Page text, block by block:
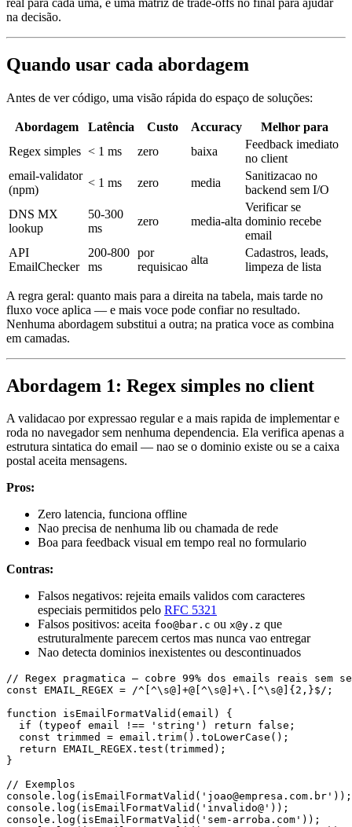
na decisão.
Quando usar cada abordagem
Antes de ver código, uma visão rápida do espaço de soluções:
Abordagem Latência Custo Accuracy
Melhor para
Regex simples < 1 ms zero baixa
Feedback imediato
no client
email-validator
(npm)
< 1 ms zero media
Sanitizacao no
backend sem I/O
DNS MX
lookup
50-300
ms
zero media-alta
Verificar se
dominio recebe
email
API
EmailChecker
200-800
ms
por
requisicao
alta
Cadastros, leads,
limpeza de lista
A regra geral: quanto mais para a direita na tabela, mais tarde no
fluxo voce aplica — e mais voce pode confiar no resultado.
Nenhuma abordagem substitui a outra; na pratica voce as combina
em camadas.
Abordagem 1: Regex simples no client
A validacao por expressao regular e a mais rapida de implementar e
roda no navegador sem nenhuma dependencia. Ela verifica apenas a
estrutura sintatica do email — nao se o dominio existe ou se a caixa
postal aceita mensagens.
Pros:
Zero latencia, funciona offline
Nao precisa de nenhuma lib ou chamada de rede
Boa para feedback visual em tempo real no formulario
Contras:
Falsos negativos: rejeita emails validos com caracteres
especiais permitidos pelo RFC 5321
Falsos positivos: aceita foo@bar.c ou x@y.z que
estruturalmente parecem certos mas nunca vao entregar
Nao detecta dominios inexistentes ou descontinuados
// Regex pragmatica — cobre 99% dos emails reais sem
const EMAIL_REGEX = /^[^\s@]+@[^\s@]+\.[^\s@]{2,}$/;
function isEmailFormatValid(email) {
  if (typeof email !== 'string') return false;
  const trimmed = email.trim().toLowerCase();
  return EMAIL_REGEX.test(trimmed);
}
// Exemplos
console.log(isEmailFormatValid('invalido@'));
console.log(isEmailFormatValid('sem-arroba.com'));